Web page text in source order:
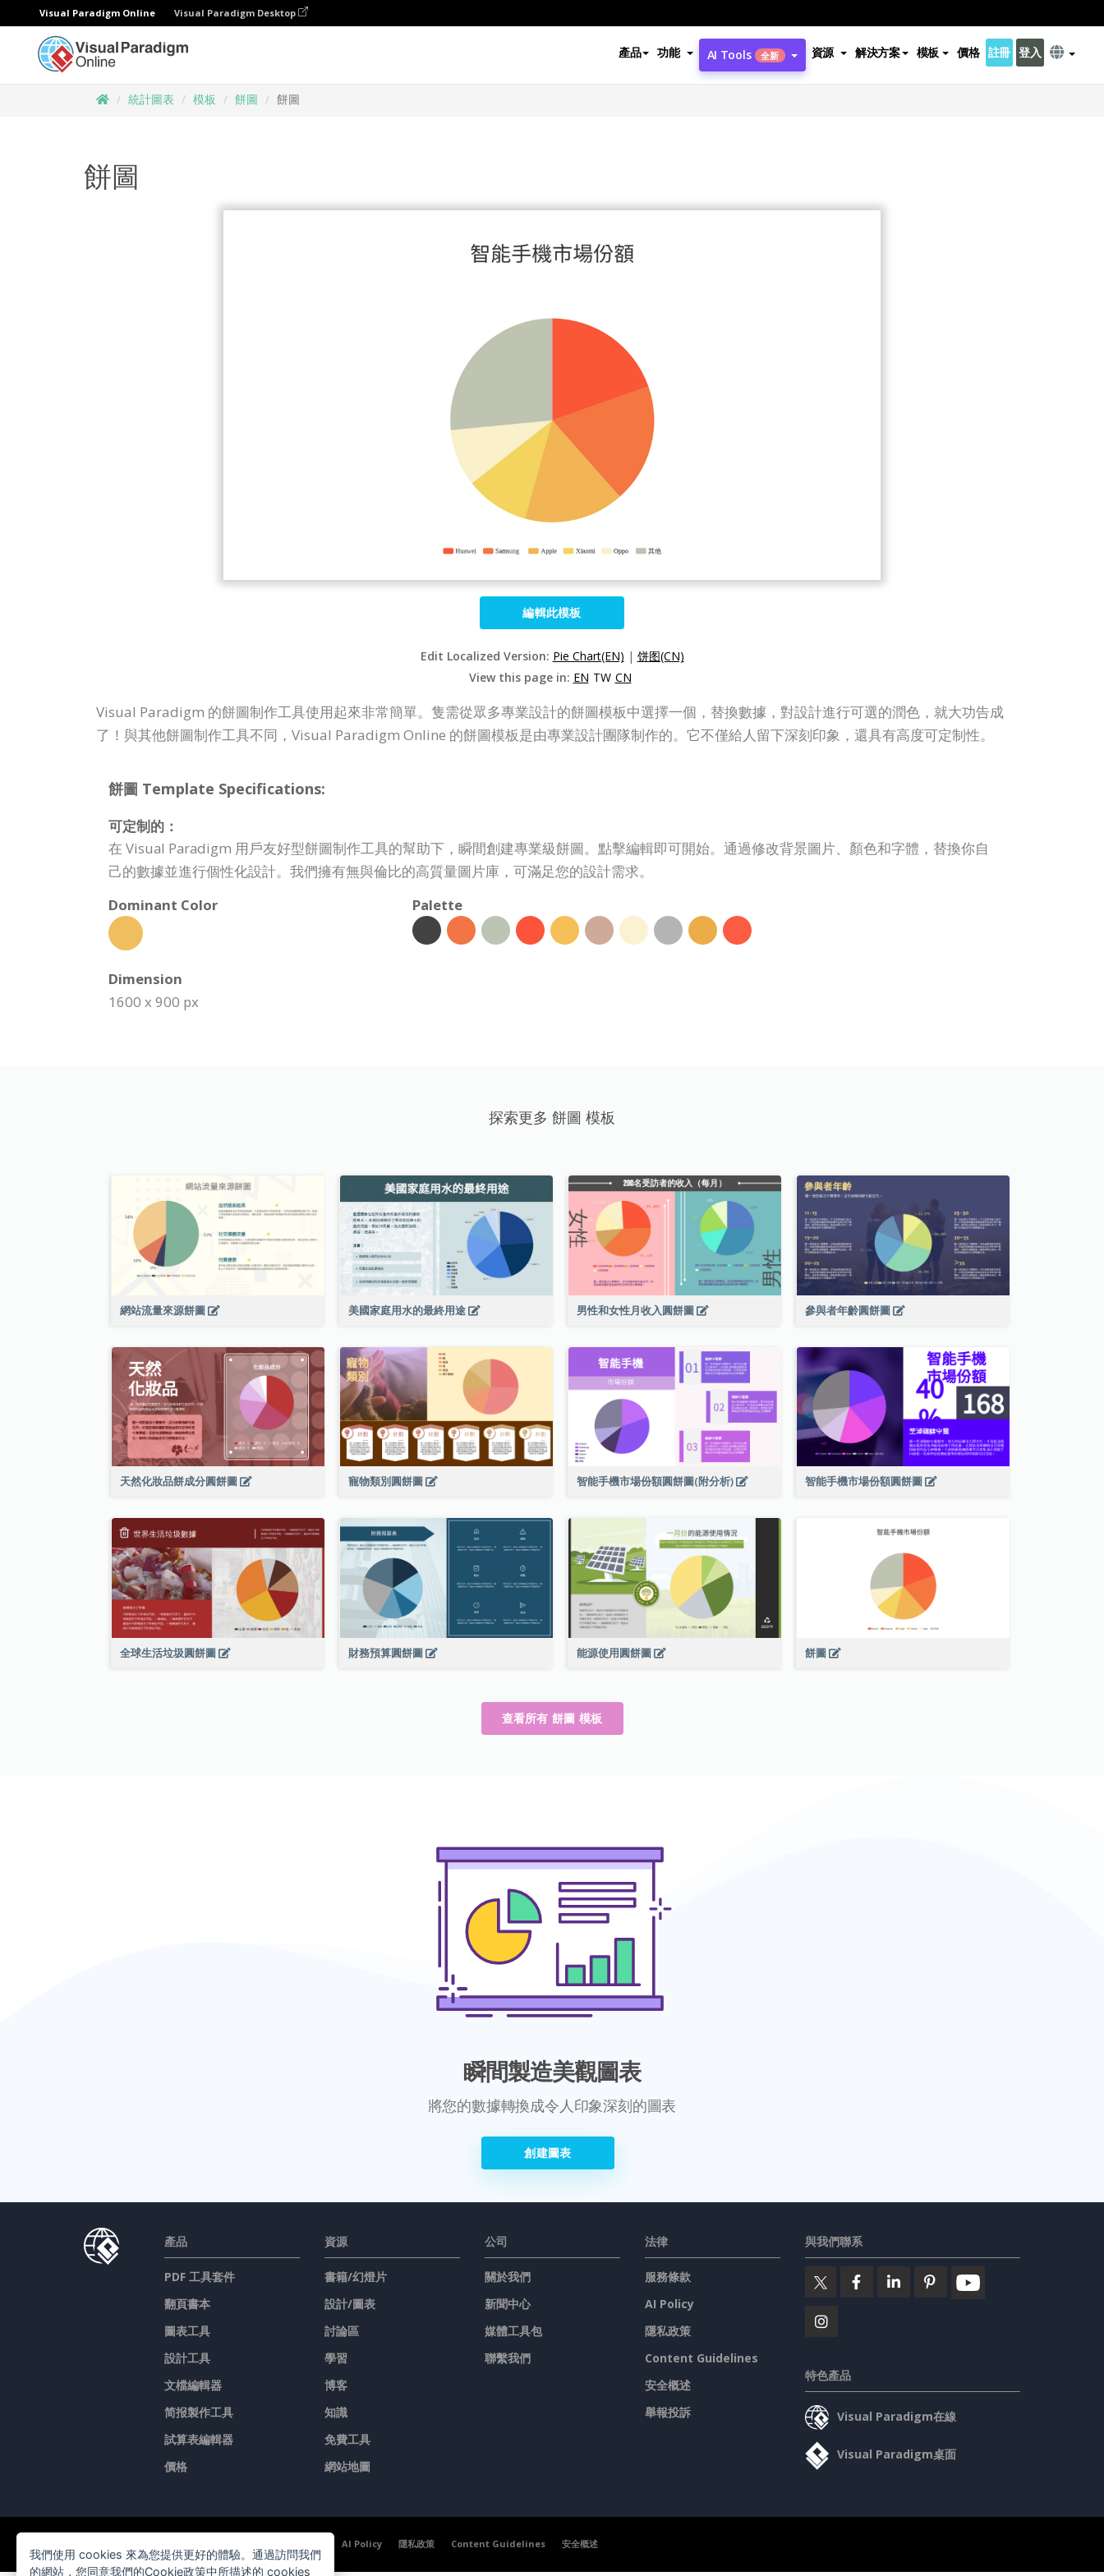
Visual Paradigm Online Visual Paradigm Desktop
產品 功能 AI Tools 全新 資源 解決方案 模板 價格 註冊 登入
統計圖表 模板 餅圖 餅圖
餅圖
編輯此模板
Edit Localized Version: Pie Chart(EN) | 饼图(CN)
View this page in: EN TW CN
Visual Paradigm 的餅圖制作工具使用起來非常簡單。隻需從眾多專業設計的餅圖模板中選擇一個，替換數據，對設計進行可選的潤色，就大功告成
了！與其他餅圖制作工具不同，Visual Paradigm Online 的餅圖模板是由專業設計團隊制作的。它不僅給人留下深刻印象，還具有高度可定制性。
餅圖 Template Specifications:
可定制的：
在 Visual Paradigm 用戶友好型餅圖制作工具的幫助下，瞬間創建專業級餅圖。點擊編輯即可開始。通過修改背景圖片、顏色和字體，替換你自
己的數據並進行個性化設計。我們擁有無與倫比的高質量圖片庫，可滿足您的設計需求。
Dominant Color
Palette
Dimension
1600 x 900 px
探索更多 餅圖 模板
網站流量來源餅圖 美國家庭用水的最終用途 男性和女性月收入圓餅圖 參與者年齡圓餅圖
天然化妝品餅成分圓餅圖 寵物類別圓餅圖 智能手機市場份額圓餅圖(附分析) 智能手機市場份額圓餅圖
全球生活垃圾圓餅圖 財務預算圓餅圖 能源使用圓餅圖 餅圖
查看所有 餅圖 模板
瞬間製造美觀圖表
將您的數據轉換成令人印象深刻的圖表
創建圖表
產品
PDF 工具套件
翻頁書本
圖表工具
設計工具
文檔編輯器
简报製作工具
試算表編輯器
價格
資源
書籍/幻燈片
設計/圖表
討論區
學習
博客
知識
免費工具
網站地圖
公司
關於我們
新聞中心
媒體工具包
聯繫我們
法律
服務條款
AI Policy
隱私政策
Content Guidelines
安全概述
舉報投訴
與我們聯系
特色產品
Visual Paradigm在線
Visual Paradigm桌面
AI Policy 隱私政策 Content Guidelines 安全概述
我們使用 cookies 來為您提供更好的體驗。通過訪問我們
的網站，您同意我們的Cookie政策中所描述的 cookies